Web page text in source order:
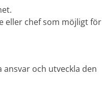
eller chef som möjligt för
och utveckla den